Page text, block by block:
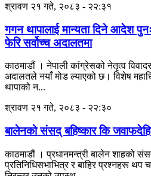
श्रावण २१ गते, २०८३ - २२:३१
गगन थापालाई मान्यता दिने आदेश
फेरि सर्वोच्च अदालतमा
काठमाडौं । नेपाली कांग्रेसको नेतृत्व
अदालतले नयाँ मोड ल्याएको छ। विशेष
थापाको न...
श्रावण २१ गते, २०८३ - २२:३०
बालेनको संसद् बहिष्कार कि
काठमाडौं । प्रधानमन्त्री बालेन शाहको
प्रतिनिधिसभाभित्र र बाहिर प्रश्नहरू